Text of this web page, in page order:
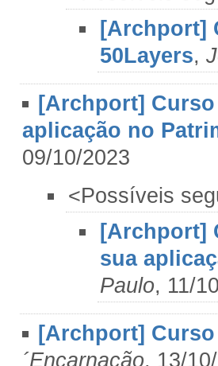
[Archport]
50Layers,
[Archport]
aplicação no
09/10/2023
<Possíveis
[Archport]
sua
Paulo, 11/
[Archport]
´Encarnação, 13/